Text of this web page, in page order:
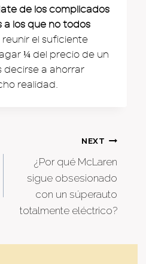
de los complicados
los que no todos
reunir el suficiente
¼ del precio de un
decirse a ahorrar
realidad.
NEXT
¿Por qué McLaren
sigue obsesionado
con un súperauto
totalmente eléctrico?